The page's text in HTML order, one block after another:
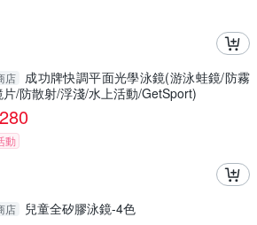
店
成功牌快調平面光學泳鏡(游泳蛙鏡/防霧
片/防散射/浮淺/水上活動/GetSport)
280
動
店 兒童全矽膠泳鏡-4色